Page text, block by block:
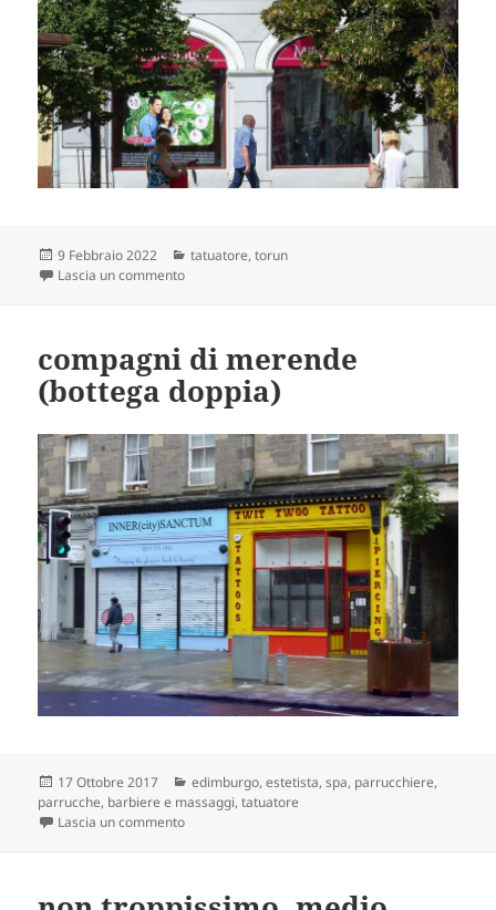
Scritto
il
9 Febbraio 2022 Categorie
tatuatore,torun
Lascia un commentosu proprio appassionati
compagni di merende
(bottega doppia)
Scritto
il
17 Ottobre 2017 Categorie
edimburgo,estetista, spa, parrucchiere,
parrucche, barbiere e massaggi,tatuatore
Lascia un commentosu compagni di merende (bottega doppia)